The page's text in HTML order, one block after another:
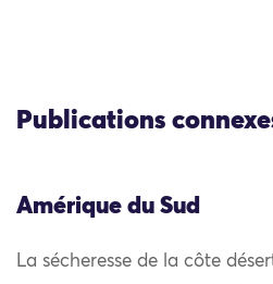
Publications
Amérique du Sud
La sécheresse de la côte